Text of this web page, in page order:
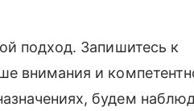
подход. Запишитесь к
внимания и
будем